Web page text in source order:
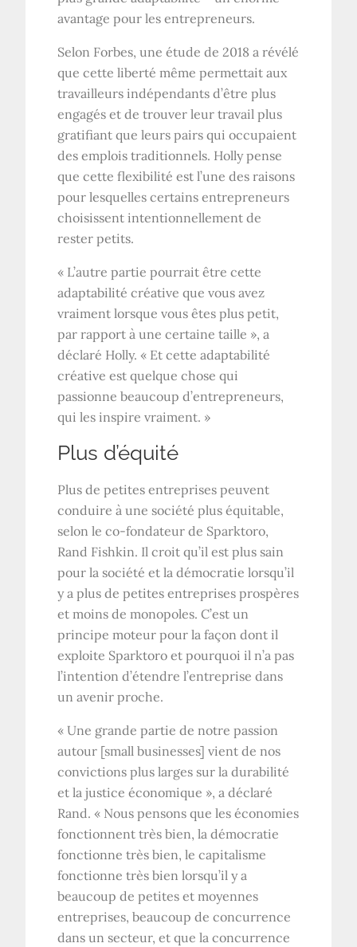
avantage pour les entrepreneurs.
Selon Forbes, une étude de 2018 a révélé
que cette liberté même permettait aux
travailleurs indépendants d’être plus
engagés et de trouver leur travail plus
gratifiant que leurs pairs qui occupaient
des emplois traditionnels. Holly pense
que cette flexibilité est l’une des raisons
pour lesquelles certains entrepreneurs
choisissent intentionnellement de
rester petits.
« L’autre partie pourrait être cette
adaptabilité créative que vous avez
vraiment lorsque vous êtes plus petit,
par rapport à une certaine taille », a
déclaré Holly. « Et cette adaptabilité
créative est quelque chose qui
passionne beaucoup d’entrepreneurs,
qui les inspire vraiment. »
Plus d’équité
Plus de petites entreprises peuvent
conduire à une société plus équitable,
selon le co-fondateur de Sparktoro,
Rand Fishkin. Il croit qu’il est plus sain
pour la société et la démocratie lorsqu’il
y a plus de petites entreprises prospères
et moins de monopoles. C’est un
principe moteur pour la façon dont il
exploite Sparktoro et pourquoi il n’a pas
l’intention d’étendre l’entreprise dans
un avenir proche.
« Une grande partie de notre passion
autour [small businesses] vient de nos
convictions plus larges sur la durabilité
et la justice économique », a déclaré
Rand. « Nous pensons que les économies
fonctionnent très bien, la démocratie
fonctionne très bien, le capitalisme
fonctionne très bien lorsqu’il y a
beaucoup de petites et moyennes
entreprises, beaucoup de concurrence
dans un secteur, et que la concurrence